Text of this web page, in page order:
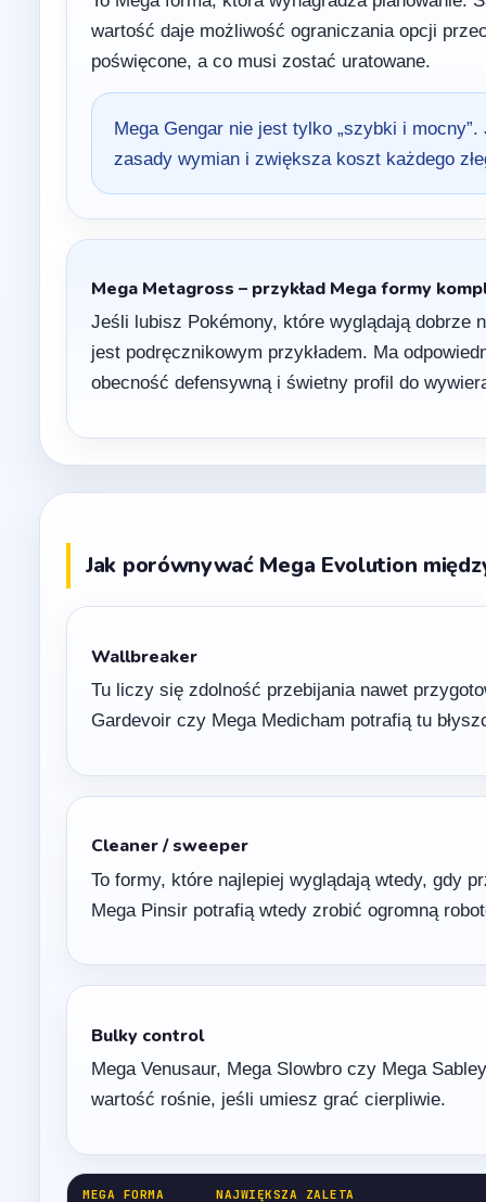
wartość daje możliwość ograniczania opcji
poświęcone, a co musi zostać uratowane.
Mega Gengar nie jest tylko „szybki i
zasady wymian i zwiększa koszt każdego
Mega Metagross – przykład Mega formy
Jeśli lubisz Pokémony, które wyglądają dobrze
jest podręcznikowym przykładem. Ma
obecność defensywną i świetny profil do
Jak porównywać Mega Evolution
Wallbreaker
Tu liczy się zdolność przebijania nawet
Gardevoir czy Mega Medicham potrafią tu
Cleaner / sweeper
To formy, które najlepiej wyglądają wtedy, gdy
Mega Pinsir potrafią wtedy zrobić ogromną
Bulky control
Mega Venusaur, Mega Slowbro czy Mega
wartość rośnie, jeśli umiesz grać cierpliwie.
MEGA FORMA NAJWIĘKSZA ZALETA